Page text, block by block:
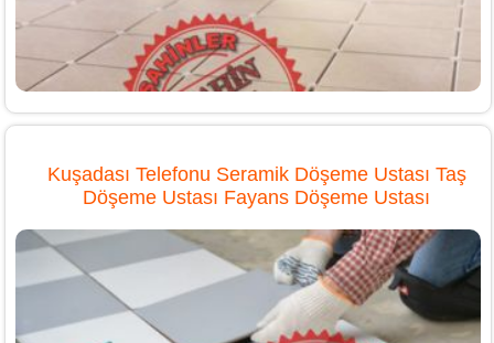
Kuşadası Telefonu Seramik Döşeme Ustası Taş
Döşeme Ustası Fayans Döşeme Ustası